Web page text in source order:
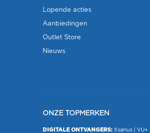
Lopende acties
Aanbiedingen
Outlet Store
Nieuws
ONZE TOPMERKEN
DIGITALE ONTVANGERS: Xsarius VU+